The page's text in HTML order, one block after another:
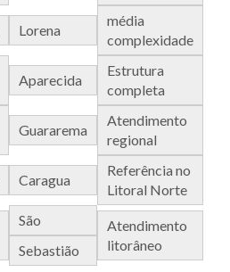
Lorena
média
complexidade
Aparecida
Estrutura
completa
Guararema
Atendimento
regional
Caragua
Referência no
Litoral Norte
São
Sebastião
Atendimento
litorâneo